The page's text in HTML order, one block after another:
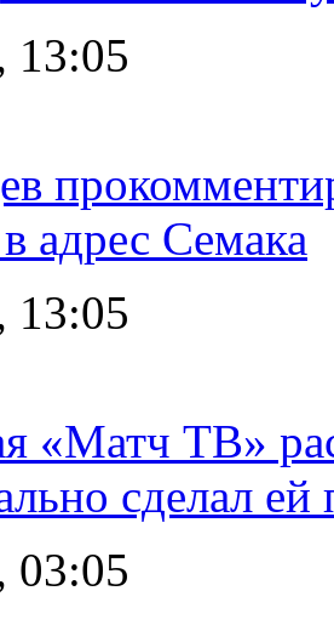
13:05
адрес Семака
13:05
«Матч ТВ»
сделал ей
03:05